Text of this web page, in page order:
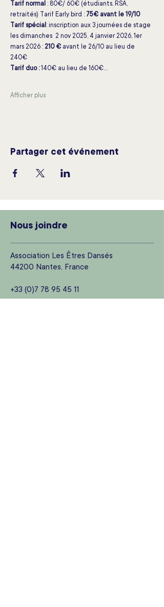
Tarif normal : 80€/ 60€ (étudiants, RSA,
retraités) Tarif Early bird : 75€ avant le 19/10
Tarif spécial: inscription aux 3 journées de stage
les dimanches  2 nov 2025, 4 janvier 2026, 1er
mars 2026 : 210 € avant le 26/10 au lieu de
240€
Tarif duo : 140€ au lieu de 160€…
Afficher plus
Partager cet événement
Nous joindre
Association Les Êtres Dansés
44200 Nantes, France
+33 (0)7 78 95 45 11